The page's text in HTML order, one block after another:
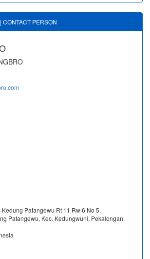
CONTACT PERSON
Patangewu Rt 11 Rw 6 No 5,
Patangewu, Kec. Kedungwuni, Pekalongan.